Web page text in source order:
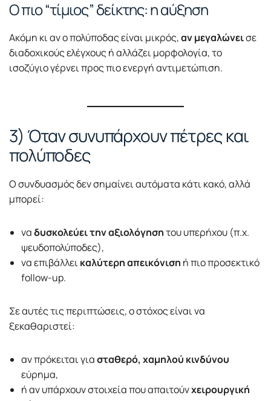
Ο πιο “τίμιος” δείκτης: η αύξηση
Ακόμη κι αν ο πολύποδας είναι μικρός,αν μεγαλώνεισε
διαδοχικούς ελέγχους ή αλλάζει μορφολογία, το
ισοζύγιο γέρνει προς πιο ενεργή αντιμετώπιση.
3) Όταν συνυπάρχουν πέτρες και
πολύποδες
Ο συνδυασμός δεν σημαίνει αυτόματα κάτι κακό, αλλά
μπορεί:
ναδυσκολεύει την αξιολόγησητου υπερήχου (π.χ.
ψευδοπολύποδες),
να επιβάλλεικαλύτερη απεικόνιση ή πιο προσεκτικό
follow-up.
Σε αυτές τις περιπτώσεις, ο στόχος είναι να
ξεκαθαριστεί:
αν πρόκειται γιασταθερό, χαμηλού κινδύνου
εύρημα,
ή αν υπάρχουν στοιχεία που απαιτούνχειρουργική